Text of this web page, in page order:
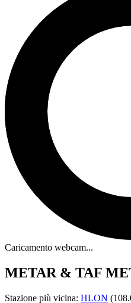
Caricamento webcam...
METAR & TAF
Stazione più vicina: HLON